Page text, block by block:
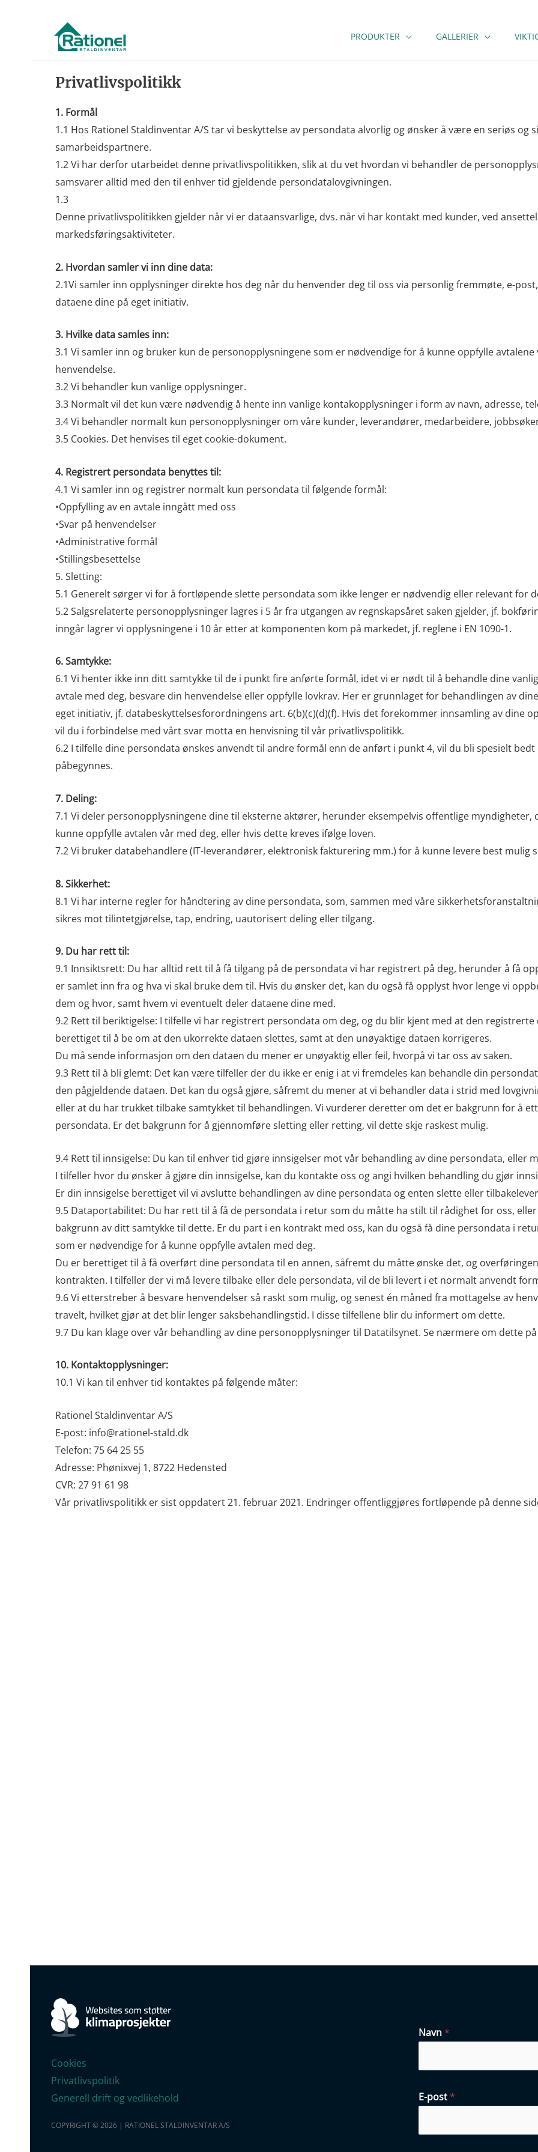
innhald
PRODUKTER GALLERIER
Privatlivspolitikk
1. Formål
1.1 Hos Rationel Staldinventar A/S tar vi beskyttelse av persondata alvorlig og ønsker å være en seriøs
samarbeidspartnere.
1.2 Vi har derfor utarbeidet denne privatlivspolitikken, slik at du vet hvordan vi behandler de
samsvarer alltid med den til enhver tid gjeldende persondatalovgivningen.
1.3
Denne privatlivspolitikken gjelder når vi er dataansvarlige, dvs. når vi har kontakt med kunder, ved
markedsføringsaktiviteter.
2. Hvordan samler vi inn dine data:
2.1Vi samler inn opplysninger direkte hos deg når du henvender deg til oss via personlig fremmøte, e-
dataene dine på eget initiativ.
3. Hvilke data samles inn:
3.1 Vi samler inn og bruker kun de personopplysningene som er nødvendige for å kunne oppfylle
henvendelse.
3.2 Vi behandler kun vanlige opplysninger.
3.3 Normalt vil det kun være nødvendig å hente inn vanlige kontakopplysninger i form av navn, adresse,
3.4 Vi behandler normalt kun personopplysninger om våre kunder, leverandører, medarbeidere,
3.5 Cookies. Det henvises til eget cookie-dokument.
4. Registrert persondata benyttes til:
4.1 Vi samler inn og registrer normalt kun persondata til følgende formål:
•Oppfylling av en avtale inngått med oss
•Svar på henvendelser
•Administrative formål
•Stillingsbesettelse
5. Sletting:
5.1 Generelt sørger vi for å fortløpende slette persondata som ikke lenger er nødvendig eller relevant for
5.2 Salgsrelaterte personopplysninger lagres i 5 år fra utgangen av regnskapsåret saken gjelder, jf.
inngår lagrer vi opplysningene i 10 år etter at komponenten kom på markedet, jf. reglene i EN 1090-1.
6. Samtykke:
6.1 Vi henter ikke inn ditt samtykke til de i punkt fire anførte formål, idet vi er nødt til å behandle dine
avtale med deg, besvare din henvendelse eller oppfylle lovkrav. Her er grunnlaget for behandlingen av
eget initiativ, jf. databeskyttelsesforordningens art. 6(b)(c)(d)(f). Hvis det forekommer innsamling av dine
vil du i forbindelse med vårt svar motta en henvisning til vår privatlivspolitikk.
6.2 I tilfelle dine persondata ønskes anvendt til andre formål enn de anført i punkt 4, vil du bli spesielt
påbegynnes.
7. Deling:
7.1 Vi deler personopplysningene dine til eksterne aktører, herunder eksempelvis offentlige
kunne oppfylle avtalen vår med deg, eller hvis dette kreves ifølge loven.
7.2 Vi bruker databehandlere (IT-leverandører, elektronisk fakturering mm.) for å kunne levere best mulig
8. Sikkerhet:
8.1 Vi har interne regler for håndtering av dine persondata, som, sammen med våre
sikres mot tilintetgjørelse, tap, endring, uautorisert deling eller tilgang.
9. Du har rett til:
9.1 Innsiktsrett: Du har alltid rett til å få tilgang på de persondata vi har registrert på deg, herunder å få
er samlet inn fra og hva vi skal bruke dem til. Hvis du ønsker det, kan du også få opplyst hvor lenge vi
dem og hvor, samt hvem vi eventuelt deler dataene dine med.
9.2 Rett til beriktigelse: I tilfelle vi har registrert persondata om deg, og du blir kjent med at den
berettiget til å be om at den ukorrekte dataen slettes, samt at den unøyaktige dataen korrigeres.
Du må sende informasjon om den dataen du mener er unøyaktig eller feil, hvorpå vi tar oss av saken.
9.3 Rett til å bli glemt: Det kan være tilfeller der du ikke er enig i at vi fremdeles kan behandle din
den pågjeldende dataen. Det kan du også gjøre, såfremt du mener at vi behandler data i strid med
eller at du har trukket tilbake samtykket til behandlingen. Vi vurderer deretter om det er bakgrunn for å
persondata. Er det bakgrunn for å gjennomføre sletting eller retting, vil dette skje raskest mulig.
9.4 Rett til innsigelse: Du kan til enhver tid gjøre innsigelser mot vår behandling av dine persondata, eller
I tilfeller hvor du ønsker å gjøre din innsigelse, kan du kontakte oss og angi hvilken behandling du gjør
Er din innsigelse berettiget vil vi avslutte behandlingen av dine persondata og enten slette eller
9.5 Dataportabilitet: Du har rett til å få de persondata i retur som du måtte ha stilt til rådighet for oss,
bakgrunn av ditt samtykke til dette. Er du part i en kontrakt med oss, kan du også få dine persondata i
som er nødvendige for å kunne oppfylle avtalen med deg.
Du er berettiget til å få overført dine persondata til en annen, såfremt du måtte ønske det, og
kontrakten. I tilfeller der vi må levere tilbake eller dele persondata, vil de bli levert i et normalt anvendt
9.6 Vi etterstreber å besvare henvendelser så raskt som mulig, og senest én måned fra mottagelse av
travelt, hvilket gjør at det blir lenger saksbehandlingstid. I disse tilfellene blir du informert om dette.
9.7 Du kan klage over vår behandling av dine personopplysninger til Datatilsynet. Se nærmere om dette
10. Kontaktopplysninger:
10.1 Vi kan til enhver tid kontaktes på følgende måter:
Rationel Staldinventar A/S
E-post: info@rationel-stald.dk
Telefon: 75 64 25 55
Adresse: Phønixvej 1, 8722 Hedensted
CVR: 27 91 61 98
Vår privatlivspolitikk er sist oppdatert 21. februar 2021. Endringer offentliggjøres fortløpende på denne
Cookies
Privatlivspolitik
Generell drift og vedlikehold
COPYRIGHT © 2026 | RATIONEL STALDINVENTAR A/S
Navn*
E-post*